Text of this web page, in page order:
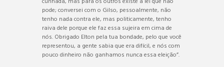
pode; conversei com o Gilso, pessoalmente, não
tenho nada contra ele, mas politicamente, tenho
raiva dele porque ele faz essa sujeira em cima de
nós. Obrigado Elton pela tua bondade, pelo que você
representou, a gente sabia que era difícil, e nós com
pouco dinheiro não ganhamos nunca essa eleição”.